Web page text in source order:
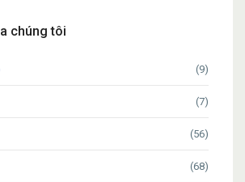
chúng tôi
(9)
(7)
(56)
(68)